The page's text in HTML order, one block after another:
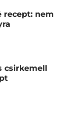
recept: nem
csirkemell